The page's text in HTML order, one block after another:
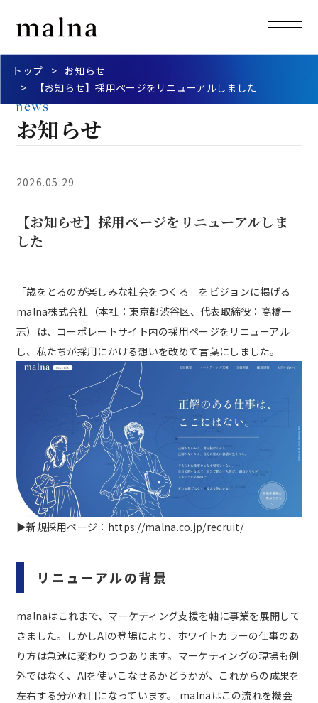
トップ
お知らせ
【お知らせ】採用ページをリニューアルしました
お知らせ
2026.05.29
【お知らせ】採用ページをリニューアルしま
した
「歳をとるのが楽しみな社会をつくる」をビジョンに掲げる
malna株式会社（本社：東京都渋谷区、代表取締役：高橋一
志）は、コーポレートサイト内の採用ページをリニューアル
し、私たちが採用にかける想いを改めて言葉にしました。
▶新規採用ページ： https://malna.co.jp/recruit/
リニューアルの背景
malnaはこれまで、マーケティング支援を軸に事業を展開して
きました。しかしAIの登場により、ホワイトカラーの仕事のあ
り方は急速に変わりつつあります。マーケティングの現場も例
外ではなく、AIを使いこなせるかどうかが、これからの成果を
左右する分かれ目になっています。
malnaはこの流れを機会